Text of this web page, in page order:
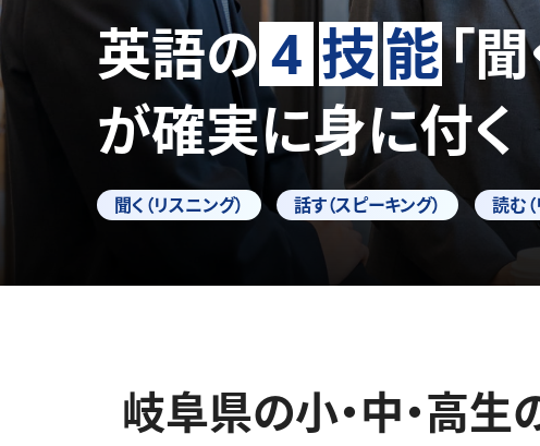
英語の4 技能「
が確実に身に付く
聞く（リスニング） 話す（スピーキング） 読む（
岐阜県の小・中・高